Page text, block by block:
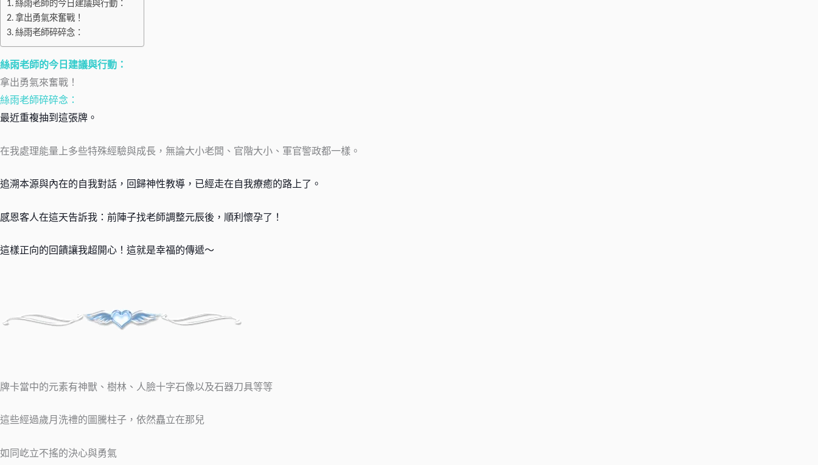
絲雨老師的今日建議與行動：
拿出勇氣來奮戰！
絲雨老師碎碎念：
絲雨老師的今日建議與行動：
拿出勇氣來奮戰！
絲雨老師碎碎念：
最近重複抽到這張牌。
在我處理能量上多些特殊經驗與成長，無論大小老闆、官階大小、軍官警政都一樣。
追溯本源與內在的自我對話，回歸神性教導，已經走在自我療癒的路上了。
感恩客人在這天告訴我：前陣子找老師調整元辰後，順利懷孕了！
這樣正向的回饋讓我超開心！這就是幸福的傳遞～
牌卡當中的元素有神獸、樹林、人臉十字石像以及石器刀具等等
這些經過歲月洗禮的圖騰柱子，依然矗立在那兒
如同屹立不搖的決心與勇氣